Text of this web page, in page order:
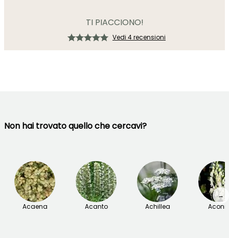
TI PIACCIONO!
Vedi 4 recensioni
Non hai trovato quello che cercavi?
Acaena Acanto Achillea Aconiti
→